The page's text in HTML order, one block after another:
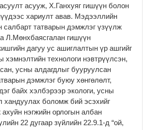
асууж, Х.Ганхуяг гишүүн болон
хариулт авав. Мэдээллийн
салбарт татварын дэмжлэг үзүүлж
Л.Мөнхбаясгалан гишүүн
дагуу ус ашиглалтын үр ашгийг
хэмнэлтийн технологи нэвтрүүлсэн,
усны алдагдлыг бууруулсан
дэмжлэг буюу хөнгөлөлт,
байх хэлбэрээр экологи, усны
хандуулах боломж бий эсэхийг
нэгжийн орлогын албан
22 дугаар зүйлийн 22.9.1-д “ой,